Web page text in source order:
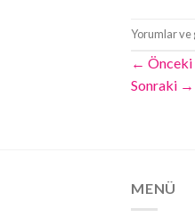
Yorumlar ve
← Önceki
Sonraki →
MENÜ